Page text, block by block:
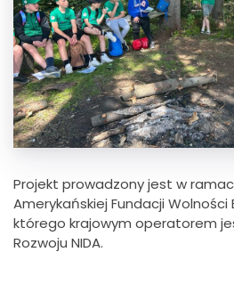
Projekt prowadzony jest w
Amerykańskiej Fundacji Wolności
którego krajowym operatorem
Rozwoju NIDA.